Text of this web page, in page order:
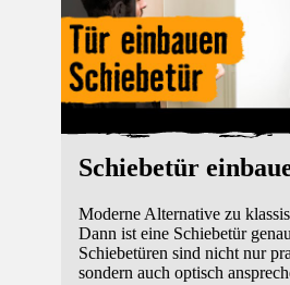
Schiebetür
Moderne Alternative zu
Dann ist eine Schiebetür
Schiebetüren sind nicht nur
sondern auch optisch